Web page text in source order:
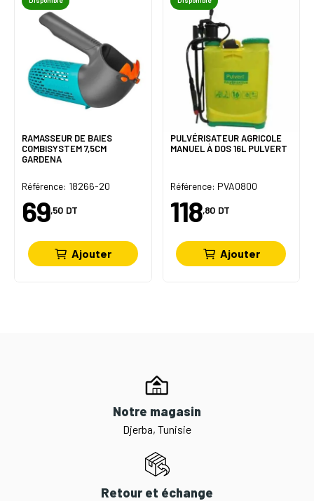
RAMASSEUR DE BAIES
COMBISYSTEM 7,5CM
GARDENA
Référence: 18266-20
69,50 DT
Ajouter
PULVÉRISATEUR AGRICOLE
MANUEL À DOS 16L PULVERT
Référence: PVA0800
118,80 DT
Ajouter
Notre magasin
Djerba, Tunisie
Retour et échange